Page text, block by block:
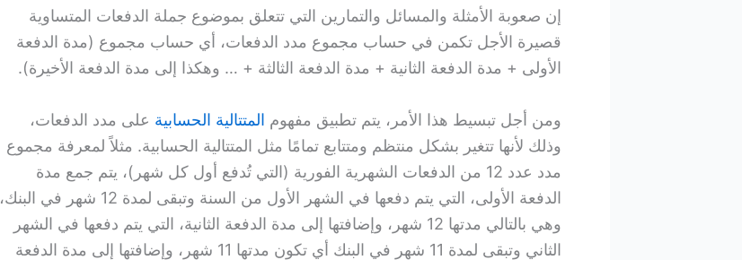
إن صعوبة الأمثلة والمسائل والتمارين التي تتعلق بموضوع جملة الدفعات المتساوية
قصيرة الأجل تكمن في حساب مجموع مدد الدفعات، أي حساب مجموع (مدة الدفعة
الأولى + مدة الدفعة الثانية + مدة الدفعة الثالثة + … وهكذا إلى مدة الدفعة الأخيرة).
ومن أجل تبسيط هذا الأمر، يتم تطبيق مفهوم المتتالية الحسابية على مدد الدفعات،
وذلك لأنها تتغير بشكل منتظم ومتتابع تمامًا مثل المتتالية الحسابية. مثلاً لمعرفة مجموع
مدد عدد 12 من الدفعات الشهرية الفورية (التي تُدفع أول كل شهر)، يتم جمع مدة
الدفعة الأولى، التي يتم دفعها في الشهر الأول من السنة وتبقى لمدة 12 شهر في البنك،
وهي بالتالي مدتها 12 شهر، وإضافتها إلى مدة الدفعة الثانية، التي يتم دفعها في الشهر
الثاني وتبقى لمدة 11 شهر في البنك أي تكون مدتها 11 شهر، وإضافتها إلى مدة الدفعة